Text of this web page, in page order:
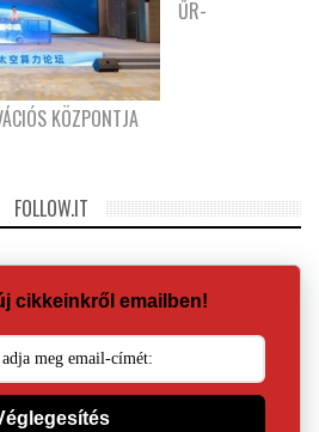
ŰR-
KÖZPONTJA
FOLLOW.IT
cikkeinkről emailben!